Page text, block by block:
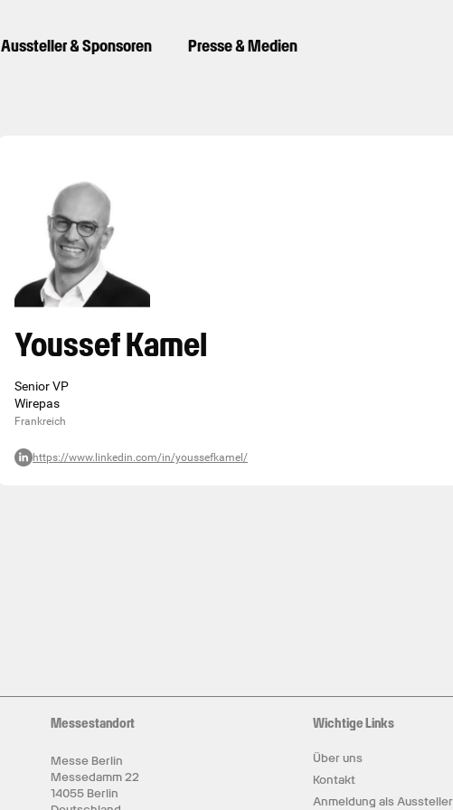
Aussteller & Sponsoren Presse & Medien
Youssef Kamel
Senior VP
Wirepas
Frankreich
https://www.linkedin.com/in/youssefkamel/
Messestandort
Messe Berlin
Messedamm 22
14055 Berlin
Wichtige Links
Über uns
Kontakt
Anmeldung als Aussteller